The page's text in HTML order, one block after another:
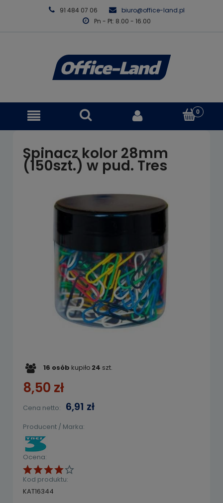
91 484 07 06
biuro@office-land.pl
Pn - Pt: 8.00 - 16.00
Spinacz kolor 28mm
(150szt.) w pud. Tres
16 osób kupiło 24 szt.
8,50 zł
Cena netto: 6,91 zł
Ocena:
Producent / Marka:
Kod produktu:
KAT16344